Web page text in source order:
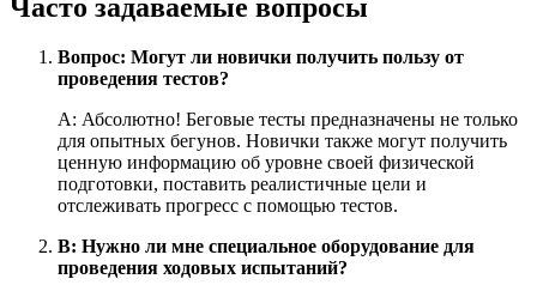
Часто задаваемые вопросы
Вопрос: Могут ли новички получить пользу от
проведения тестов?
А: Абсолютно! Беговые тесты предназначены не только
для опытных бегунов. Новички также могут получить
ценную информацию об уровне своей физической
подготовки, поставить реалистичные цели и
отслеживать прогресс с помощью тестов.
В: Нужно ли мне специальное оборудование для
проведения ходовых испытаний?